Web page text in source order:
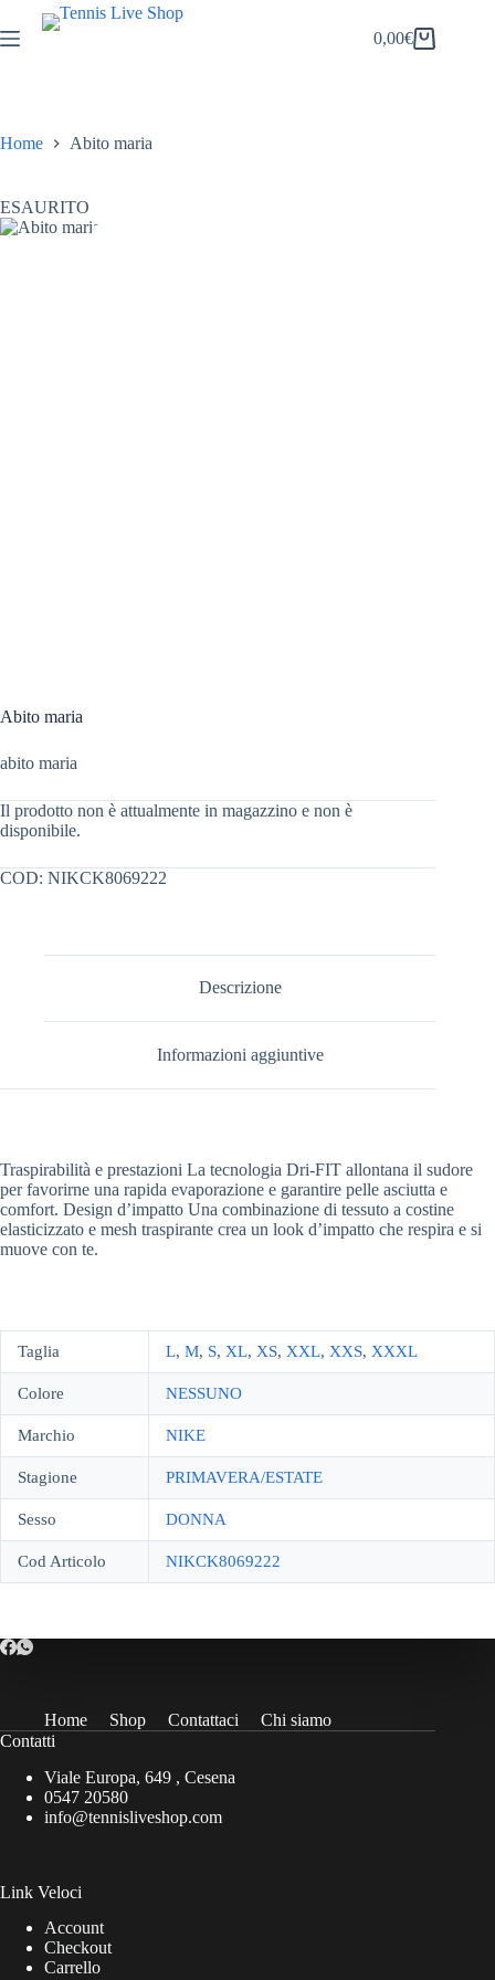
al
contenuto
Carrello
0,00€
Home Abito maria
ESAURITO
Abito maria
abito maria
Il prodotto non è attualmente in magazzino e non è
disponibile.
COD: NIKCK8069222
Descrizione
Informazioni aggiuntive
Traspirabilità e prestazioni La tecnologia Dri-FIT allontana il sudore
per favorirne una rapida evaporazione e garantire pelle asciutta e
comfort. Design d’impatto Una combinazione di tessuto a costine
elasticizzato e mesh traspirante crea un look d’impatto che respira e si
muove con te.
Taglia L, M, S, XL, XS, XXL, XXS, XXXL
Colore NESSUNO
Marchio NIKE
Stagione PRIMAVERA/ESTATE
Sesso DONNA
Cod Articolo NIKCK8069222
Home Shop Contattaci
Chi siamo
Contatti
Viale Europa, 649 , Cesena
0547 20580
info@tennisliveshop.com
Link Veloci
Account
Checkout
Carrello